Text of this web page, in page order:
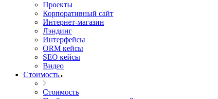
Проекты
Корпоративный сайт
Интернет-магазин
Лэндинг
Интерфейсы
ORM кейсы
SEO кейсы
Видео
Стоимость
Стоимость